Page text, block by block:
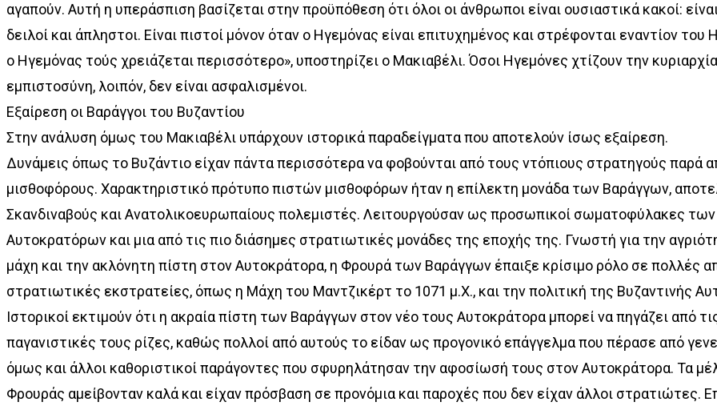
αγαπούν. Αυτή η υπεράσπιση βασίζεται στην προϋπόθεση ότι όλοι οι άνθρωποι είναι oυσιαστικά κακοί:
δειλοί και άπληστοι. Είναι πιστοί μόνον όταν ο Ηγεμόνας είναι επιτυχημένος και στρέφονται εναντίον του
ο Ηγεμόνας τούς χρειάζεται περισσότερο», υποστηρίζει ο Μακιαβέλι. Όσοι Ηγεμόνες χτίζουν την
εμπιστοσύνη, λοιπόν, δεν είναι ασφαλισμένοι.
Εξαίρεση οι Βαράγγοι του Βυζαντίου
Στην ανάλυση όμως του Μακιαβέλι υπάρχουν ιστορικά παραδείγματα που αποτελούν ίσως εξαίρεση.
Δυνάμεις όπως το Βυζάντιο είχαν πάντα περισσότερα να φοβούνται από τους ντόπιους στρατηγούς παρά
μισθοφόρους. Χαρακτηριστικό πρότυπο πιστών μισθοφόρων ήταν η επίλεκτη μονάδα των Βαράγγων,
Σκανδιναβούς και Ανατολικοευρωπαίους πολεμιστές. Λειτουργούσαν ως προσωπικοί σωματοφύλακες
Αυτοκρατόρων και μια από τις πιο διάσημες στρατιωτικές μονάδες της εποχής της. Γνωστή για την
μάχη και την ακλόνητη πίστη στον Αυτοκράτορα, η Φρουρά των Βαράγγων έπαιξε κρίσιμο ρόλο σε πολλές
στρατιωτικές εκστρατείες, όπως η Μάχη του Μαντζικέρτ το 1071 μ.Χ., και την πολιτική της Βυζαντινής
Ιστορικοί εκτιμούν ότι η ακραία πίστη των Βαράγγων στον νέο τους Αυτοκράτορα μπορεί να πηγάζει από
παγανιστικές τους ρίζες, καθώς πολλοί από αυτούς το είδαν ως προγονικό επάγγελμα που πέρασε από
όμως και άλλοι καθοριστικοί παράγοντες που σφυρηλάτησαν την αφοσίωσή τους στον Αυτοκράτορα. Τα
Φρουράς αμείβονταν καλά και είχαν πρόσβαση σε προνόμια και παροχές που δεν είχαν άλλοι στρατιώτες.